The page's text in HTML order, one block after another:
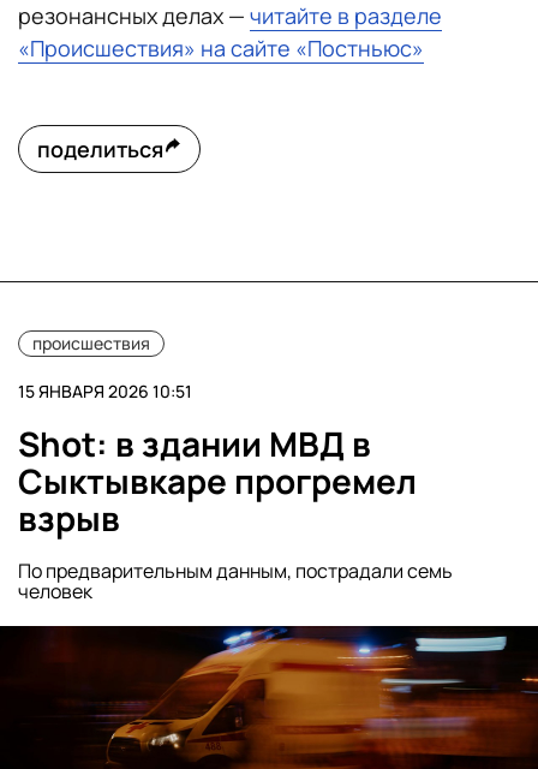
резонансных делах — читайте в разделе
«Происшествия» на сайте «Постньюс»
поделиться
происшествия
15 ЯНВАРЯ 2026 10:51
Shot: в здании МВД в
Сыктывкаре прогремел
взрыв
По предварительным данным, пострадали семь
человек